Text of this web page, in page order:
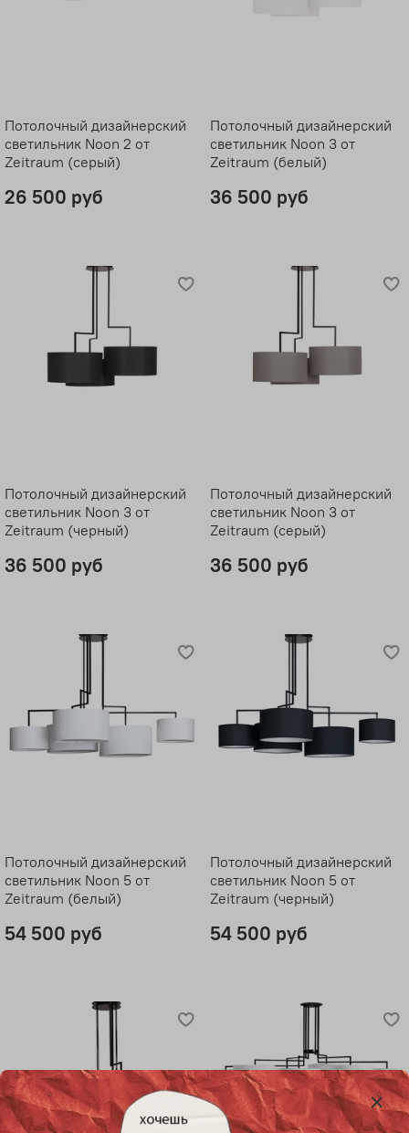
Потолочный дизайнерский
светильник Noon 2 от
Zeitraum (серый)
26 500 руб
Потолочный дизайнерский
светильник Noon 3 от
Zeitraum (белый)
36 500 руб
Потолочный дизайнерский
светильник Noon 3 от
Zeitraum (черный)
36 500 руб
Потолочный дизайнерский
светильник Noon 3 от
Zeitraum (серый)
36 500 руб
Потолочный дизайнерский
светильник Noon 5 от
Zeitraum (белый)
54 500 руб
Потолочный дизайнерский
светильник Noon 5 от
Zeitraum (черный)
54 500 руб